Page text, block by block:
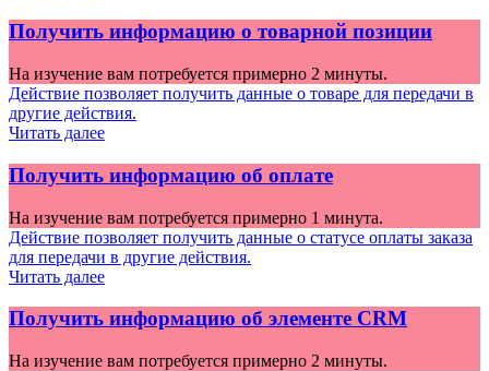
Получить информацию о товарной позиции
На изучение вам потребуется примерно 2 минуты.
Действие позволяет получить данные о товаре для передачи в
другие действия.
Читать далее
Получить информацию об оплате
На изучение вам потребуется примерно 1 минута.
Действие позволяет получить данные о статусе оплаты заказа
для передачи в другие действия.
Читать далее
Получить информацию об элементе CRM
На изучение вам потребуется примерно 2 минуты.